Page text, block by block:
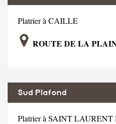
Platrier à CAILLE
ROUTE DE LA
Sud Plafond
Platrier à SAINT LAURENT